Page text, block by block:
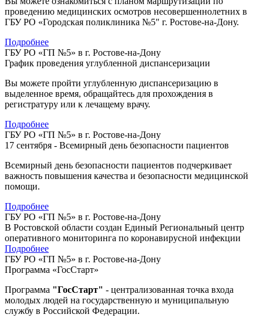
проведению медицинских осмотров несовершеннолетних в
ГБУ РО «Городская поликлиника №5" г. Ростове-на-Дону.
Подробнее
ГБУ РО «ГП №5» в г. Ростове-на-Дону
График проведения углубленной диспансеризации
Вы можете пройти углубленную диспансеризацию в
выделенное время, обращайтесь для прохождения в
регистратуру или к лечащему врачу.
Подробнее
ГБУ РО «ГП №5» в г. Ростове-на-Дону
17 сентября - Всемирный день безопасности пациентов
Всемирный день безопасности пациентов подчеркивает
важность повышения качества и безопасности медицинской
помощи.
Подробнее
ГБУ РО «ГП №5» в г. Ростове-на-Дону
В Ростовской области создан Единый Региональный центр
оперативного мониторинга по коронавирусной инфекции
Подробнее
ГБУ РО «ГП №5» в г. Ростове-на-Дону
Программа «ГосСтарт»
Программа "ГосСтарт" - централизованная точка входа
молодых людей на государственную и муниципальную
службу в Российской Федерации.